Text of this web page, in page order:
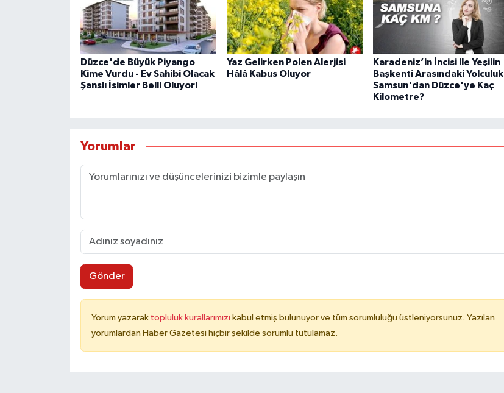
Düzce'de Büyük Piyango
Kime Vurdu - Ev Sahibi Olacak
Şanslı İsimler Belli Oluyor!
Yaz Gelirken Polen Alerjisi
Hâlâ Kabus Oluyor
Karadeniz’in İncisi ile Yeşilin
Başkenti Arasındaki Yolculuk
Samsun'dan Düzce'ye Kaç
Kilometre?
Yorumlar
Gönder
Yorum yazarak topluluk kurallarımızı kabul etmiş bulunuyor ve tüm sorumluluğu üstleniyorsunuz. Yazılan
yorumlardan Haber Gazetesi hiçbir şekilde sorumlu tutulamaz.